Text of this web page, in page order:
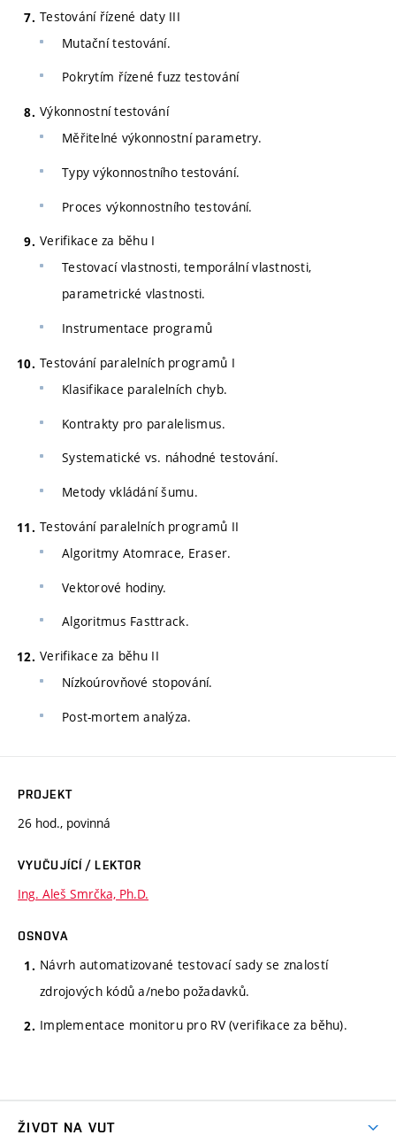
Testování řízené daty III
Mutační testování.
Pokrytím řízené fuzz testování
Výkonnostní testování
Měřitelné výkonnostní parametry.
Typy výkonnostního testování.
Proces výkonnostního testování.
Verifikace za běhu I
Testovací vlastnosti, temporální vlastnosti,
parametrické vlastnosti.
Instrumentace programů
Testování paralelních programů I
Klasifikace paralelních chyb.
Kontrakty pro paralelismus.
Systematické vs. náhodné testování.
Metody vkládání šumu.
Testování paralelních programů II
Algoritmy Atomrace, Eraser.
Vektorové hodiny.
Algoritmus Fasttrack.
Verifikace za běhu II
Nízkoúrovňové stopování.
Post-mortem analýza.
PROJEKT
26 hod., povinná
VYUČUJÍCÍ / LEKTOR
Ing. Aleš Smrčka, Ph.D.
OSNOVA
Návrh automatizované testovací sady se znalostí
zdrojových kódů a/nebo požadavků.
Implementace monitoru pro RV (verifikace za běhu).
ŽIVOT NA VUT